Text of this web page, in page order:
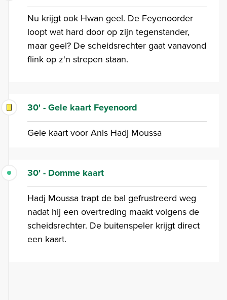
Nu krijgt ook Hwan geel. De Feyenoorder
loopt wat hard door op zijn tegenstander,
maar geel? De scheidsrechter gaat vanavond
flink op z'n strepen staan.
30' - Gele kaart Feyenoord
Gele kaart voor Anis Hadj Moussa
30' - Domme kaart
Hadj Moussa trapt de bal gefrustreerd weg
nadat hij een overtreding maakt volgens de
scheidsrechter. De buitenspeler krijgt direct
een kaart.